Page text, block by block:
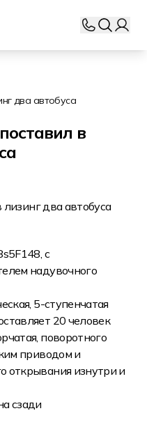
два автобуса
в
два автобуса
с
надувочного
5-ступенчатая
20 человек
поворотного
приводом и
открывания изнутри и
сзади